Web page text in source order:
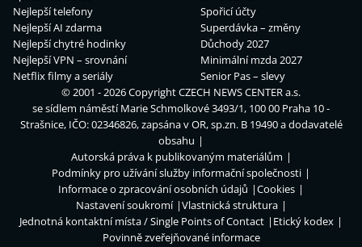
Nejlepší telefony
Nejlepší AI zdarma
Nejlepší chytré hodinky
Nejlepší VPN – srovnání
Netflix filmy a seriály
Spořicí účty
Superdávka – změny
Důchody 2027
Minimální mzda 2027
Senior Pas – slevy
© 2001 - 2026 CopyrightCZECH NEWS CENTER a.s.
se sídlem náměstí Marie Schmolkové 3493/1, 100 00 Praha 10 -
Strašnice, IČO: 02346826, zapsána v OR, sp.zn. B 19490 a dodavatelé
obsahu
Autorská práva k publikovaným materiálům
Podmínky pro užívání služby informační společnosti
Informace o zpracování osobních údajů
Cookies
Nastavení soukromí
Vlastnická struktura
Jednotná kontaktní místa / Single Points of Contact
Etický kodex
Povinně zveřejňované informace